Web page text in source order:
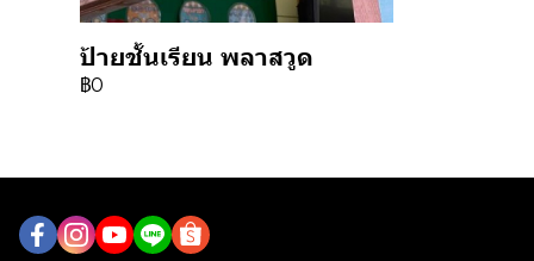
ป้ายชั้นเรียน พลาสวูด
฿0